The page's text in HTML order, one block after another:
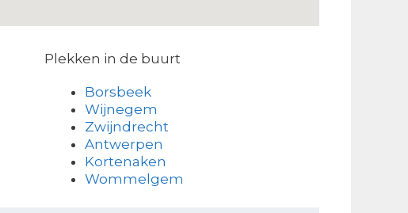
Plekken in de buurt
Borsbeek
Wijnegem
Zwijndrecht
Antwerpen
Kortenaken
Wommelgem